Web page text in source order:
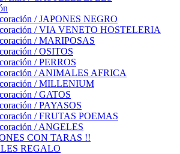
/ JAPONES NEGRO
/ VIA VENETO HOSTELERIA
/ MARIPOSAS
/ OSITOS
/ PERROS
/ ANIMALES AFRICA
/ MILLENIUM
/ GATOS
/ PAYASOS
/ FRUTAS POEMAS
/ ANGELES
CON TARAS !!
REGALO